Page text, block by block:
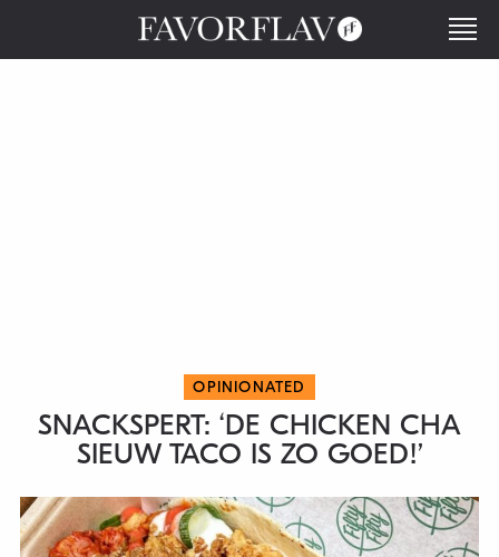
OPINIONATED
SNACKSPERT: ‘DE CHICKEN CHA
SIEUW TACO IS ZO GOED!’